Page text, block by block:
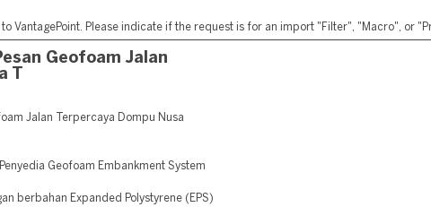
VantagePoint. Please indicate if the request is for an import "Filter", "Macro", or
Geofoam Jalan
T
Jalan Terpercaya Dompu Nusa
Geofoam Embankment System
berbahan Expanded Polystyrene (EPS)